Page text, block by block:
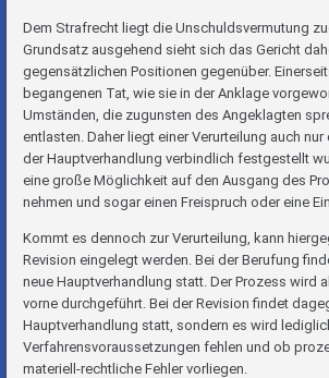
Dem Strafrecht liegt die Unschuldsvermutung
Grundsatz ausgehend sieht sich das Gericht
gegensätzlichen Positionen gegenüber.
begangenen Tat, wie sie in der Anklage
Umständen, die zugunsten des Angeklagten
entlasten. Daher liegt einer Verurteilung auch
der Hauptverhandlung verbindlich festgestellt
eine große Möglichkeit auf den Ausgang des
nehmen und sogar einen Freispruch oder eine
Kommt es dennoch zur Verurteilung, kann
Revision eingelegt werden. Bei der Berufung
neue Hauptverhandlung statt. Der Prozess wird
vorne durchgeführt. Bei der Revision findet
Hauptverhandlung statt, sondern es wird
Verfahrensvoraussetzungen fehlen und ob
materiell-rechtliche Fehler vorliegen.